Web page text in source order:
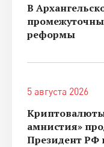
В
реформы
5 августа 2026
Криптовалюты
амнистия»
Президент РФ